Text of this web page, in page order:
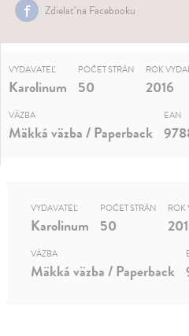
Zdielať na Facebooku
VYDAVATEĽ
Karolinum
POČET STRÁN
50
ROK
2016
VÄZBA
Mäkká väzba / Paperback
EAN
VYDAVATEĽ
Karolinum
POČET STRÁN
50
ROK
VÄZBA
Mäkká väzba / Paperback